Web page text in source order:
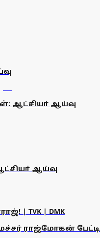
ஆட்சியா் ஆய்வு
ஆய்வு
| TVK | DMK
ராஜ்மோகன் பேட்டி